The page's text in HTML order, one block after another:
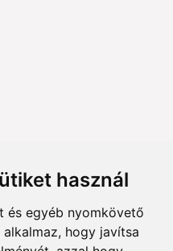
használ
és egyéb nyomkövető
hogy javítsa